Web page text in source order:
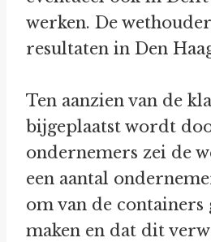
werken. De
resultaten in Den
Ten aanzien van de
bijgeplaatst wordt
ondernemers zei de
een aantal
om van de containers
maken en dat dit